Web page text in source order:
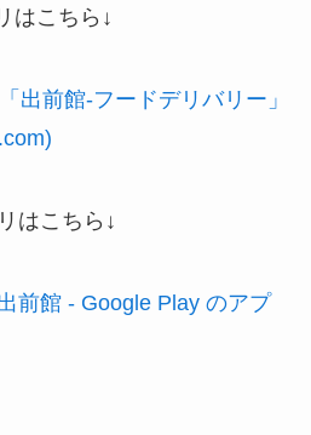
はこちら↓
「出前館-フードデリバリー」
はこちら↓
前館 - Google Play のアプ